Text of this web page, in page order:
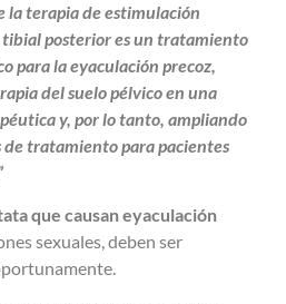
la terapia de estimulación
posterior es un tratamiento
para la eyaculación precoz,
del suelo pélvico en una
y, por lo tanto, ampliando
de tratamiento para pacientes
que causan eyaculación
sexuales, deben ser